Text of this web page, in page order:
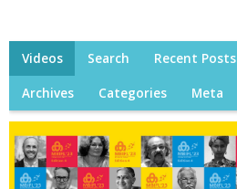
Videos Search Recent Posts
Archives Categories Meta